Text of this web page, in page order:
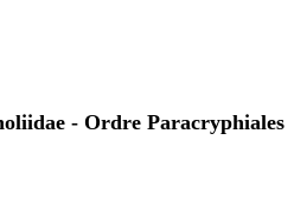
- Ordre Paracryphiales